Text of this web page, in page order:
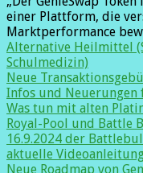
einer Plattform, die
Marktperformance
Alternative Heilmittel
Schulmedizin)
Neue
Infos und
Was tun mit alten
Royal-Pool und Battle
16.9.2024 der
aktuelle
Neue Roadmap von